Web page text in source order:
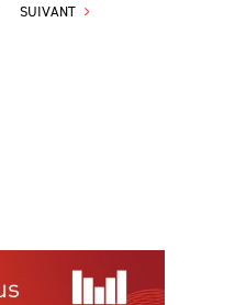
SUIVANT